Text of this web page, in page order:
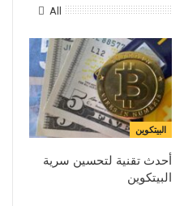
All
البيتكوين
أحدث تقنية لتحسين سرية
البيتكوين